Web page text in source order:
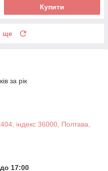
Купити
ще
за рік
індекс 36000, Полтава,
17:00